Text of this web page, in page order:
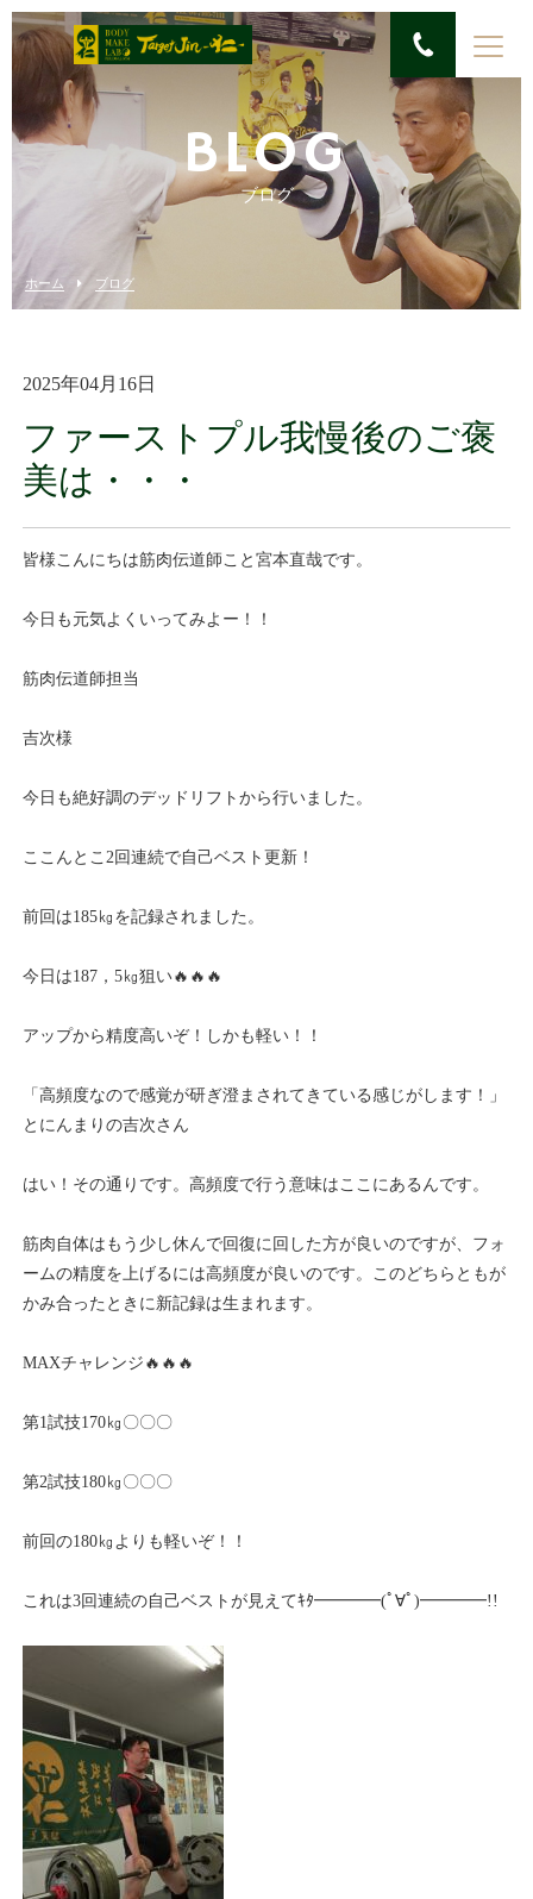
BLOG
ブログ
ホーム ブログ
2025年04月16日
ファーストプル我慢後のご褒
美は・・・
皆様こんにちは筋肉伝道師こと宮本直哉です。
今日も元気よくいってみよー！！
筋肉伝道師担当
吉次様
今日も絶好調のデッドリフトから行いました。
ここんとこ2回連続で自己ベスト更新！
前回は185㎏を記録されました。
今日は187，5㎏狙い🔥🔥🔥
アップから精度高いぞ！しかも軽い！！
「高頻度なので感覚が研ぎ澄まされてきている感じがします！」
とにんまりの吉次さん
はい！その通りです。高頻度で行う意味はここにあるんです。
筋肉自体はもう少し休んで回復に回した方が良いのですが、フォ
ームの精度を上げるには高頻度が良いのです。このどちらともが
かみ合ったときに新記録は生まれます。
MAXチャレンジ🔥🔥🔥
第1試技170㎏〇〇〇
第2試技180㎏〇〇〇
前回の180㎏よりも軽いぞ！！
これは3回連続の自己ベストが見えてｷﾀ━━━━(ﾟ∀ﾟ)━━━━!!